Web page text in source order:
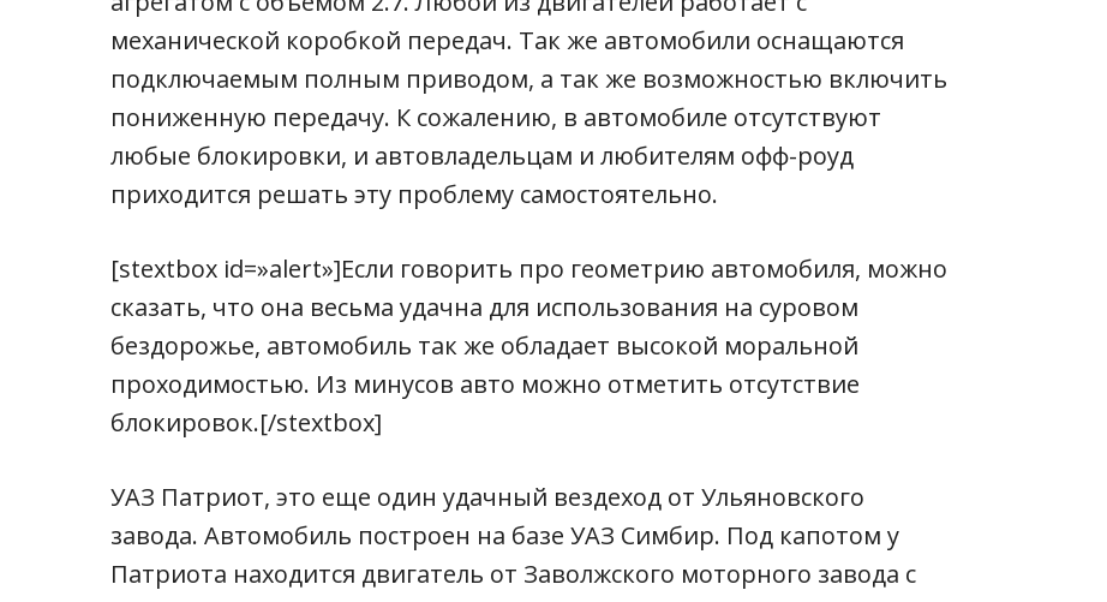
механической коробкой передач. Так же автомобили оснащаются
подключаемым полным приводом, а так же возможностью включить
пониженную передачу. К сожалению, в автомобиле отсутствуют
любые блокировки, и автовладельцам и любителям офф-роуд
приходится решать эту проблему самостоятельно.
[stextbox id=»alert»]Если говорить про геометрию автомобиля, можно
сказать, что она весьма удачна для использования на суровом
бездорожье, автомобиль так же обладает высокой моральной
проходимостью. Из минусов авто можно отметить отсутствие
блокировок.[/stextbox]
УАЗ Патриот, это еще один удачный вездеход от Ульяновского
завода. Автомобиль построен на базе УАЗ Симбир. Под капотом у
Патриота находится двигатель от Заволжского моторного завода с